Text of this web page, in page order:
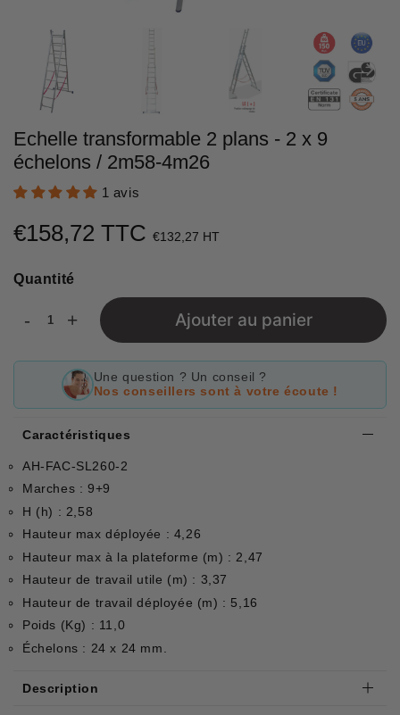
Echelle transformable 2 plans - 2 x 9
échelons / 2m58-4m26
1 avis
€158,72 TTC €132,27 HT
price
Quantité
- + Ajouter au panier
Une question ? Un conseil ?
Nos conseillers sont à votre écoute !
Caractéristiques
AH-FAC-SL260-2
Marches : 9+9
H (h) : 2,58
Hauteur max déployée : 4,26
Hauteur max à la plateforme (m) : 2,47
Hauteur de travail utile (m) : 3,37
Hauteur de travail déployée (m) : 5,16
Poids (Kg) : 11,0
Échelons : 24 x 24 mm.
Description